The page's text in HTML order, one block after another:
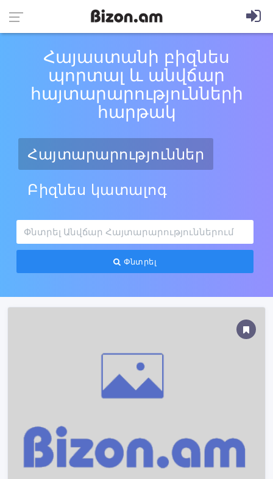
Հայաստանի բիզնես
պորտալ և անվճար
հայտարարությունների
հարթակ
Հայտարարություններ
Բիզնես կատալոգ
Փնտրել